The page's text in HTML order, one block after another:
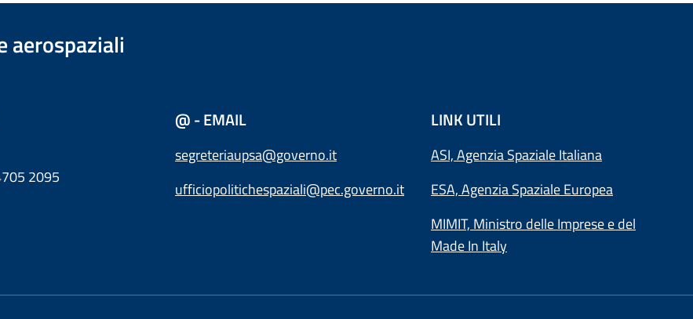
aerospaziali
2095
@ - EMAIL
segreteriaupsa@governo.it
ufficiopolitichespaziali@pec.governo.it
LINK UTILI
ASI, Agenzia Spaziale Italiana
ESA, Agenzia Spaziale Europea
MIMIT, Ministro delle Imprese e del
Made In Italy